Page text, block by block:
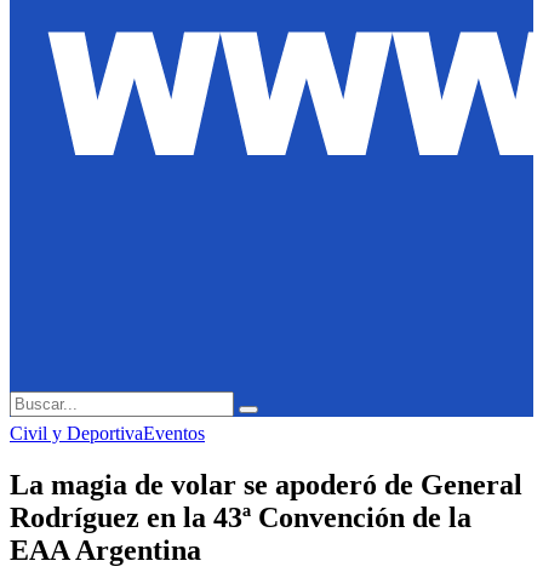
Search
for:
Search
Civil y DeportivaEventos
La magia de volar se apoderó de General
Rodríguez en la 43ª Convención de la
EAA Argentina